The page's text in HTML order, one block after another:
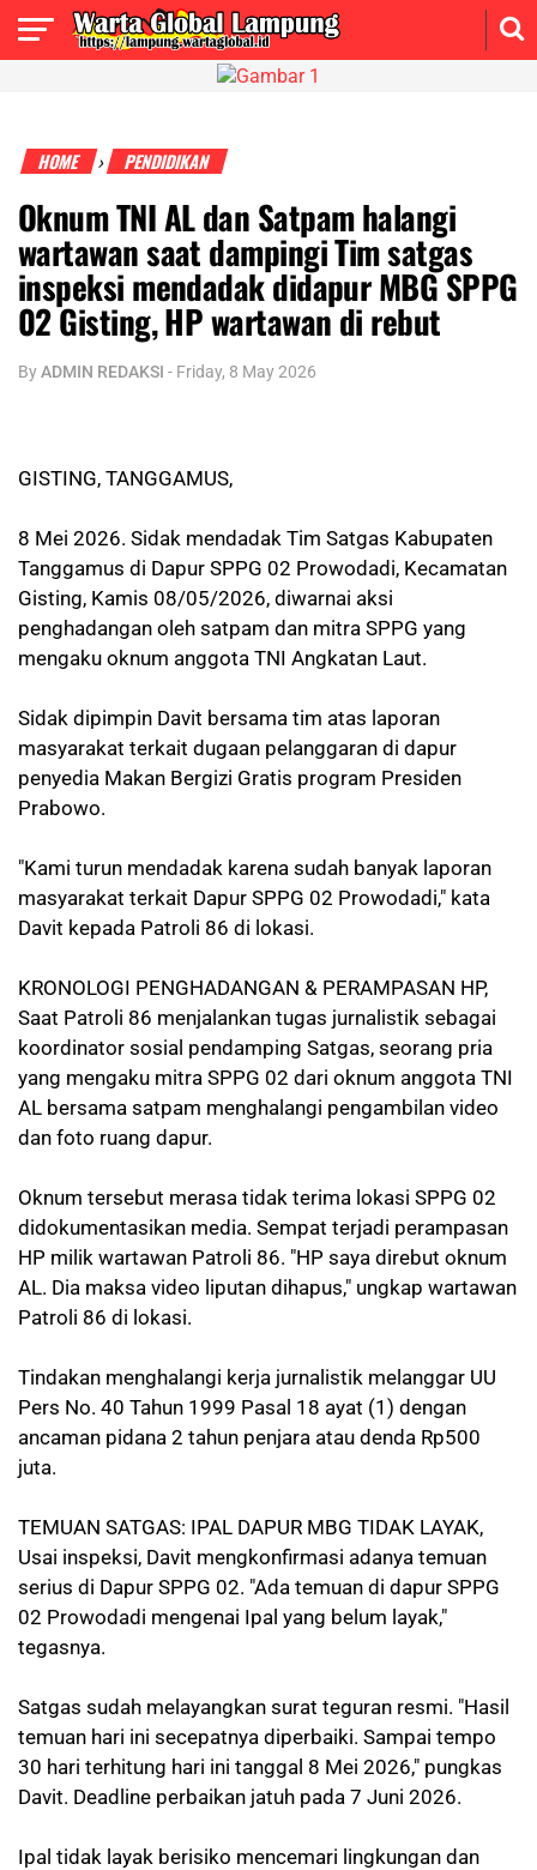
HOME › PENDIDIKAN
Oknum TNI AL dan Satpam halangi
wartawan saat dampingi Tim satgas
inspeksi mendadak didapur MBG SPPG
02 Gisting, HP wartawan di rebut
ByADMIN REDAKSI - Friday, 8 May 2026
GISTING, TANGGAMUS,
8 Mei 2026. Sidak mendadak Tim Satgas Kabupaten
Tanggamus di Dapur SPPG 02 Prowodadi, Kecamatan
Gisting, Kamis 08/05/2026, diwarnai aksi
penghadangan oleh satpam dan mitra SPPG yang
mengaku oknum anggota TNI Angkatan Laut.
Sidak dipimpin Davit bersama tim atas laporan
masyarakat terkait dugaan pelanggaran di dapur
penyedia Makan Bergizi Gratis program Presiden
Prabowo.
"Kami turun mendadak karena sudah banyak laporan
masyarakat terkait Dapur SPPG 02 Prowodadi," kata
Davit kepada Patroli 86 di lokasi.
KRONOLOGI PENGHADANGAN & PERAMPASAN HP,
Saat Patroli 86 menjalankan tugas jurnalistik sebagai
koordinator sosial pendamping Satgas, seorang pria
yang mengaku mitra SPPG 02 dari oknum anggota TNI
AL bersama satpam menghalangi pengambilan video
dan foto ruang dapur.
Oknum tersebut merasa tidak terima lokasi SPPG 02
didokumentasikan media. Sempat terjadi perampasan
HP milik wartawan Patroli 86. "HP saya direbut oknum
AL. Dia maksa video liputan dihapus," ungkap wartawan
Patroli 86 di lokasi.
Tindakan menghalangi kerja jurnalistik melanggar UU
Pers No. 40 Tahun 1999 Pasal 18 ayat (1) dengan
ancaman pidana 2 tahun penjara atau denda Rp500
juta.
TEMUAN SATGAS: IPAL DAPUR MBG TIDAK LAYAK,
Usai inspeksi, Davit mengkonfirmasi adanya temuan
serius di Dapur SPPG 02. "Ada temuan di dapur SPPG
02 Prowodadi mengenai Ipal yang belum layak,"
tegasnya.
Satgas sudah melayangkan surat teguran resmi. "Hasil
temuan hari ini secepatnya diperbaiki. Sampai tempo
30 hari terhitung hari ini tanggal 8 Mei 2026," pungkas
Davit. Deadline perbaikan jatuh pada 7 Juni 2026.
Ipal tidak layak berisiko mencemari lingkungan dan